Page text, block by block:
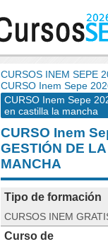
CURSOS INEM SEPE
CURSO Inem Sepe
CURSO Inem Sepe
en castilla la mancha
CURSO Inem
GESTIÓN DE
MANCHA
Tipo de formación
CURSOS INEM
Curso de